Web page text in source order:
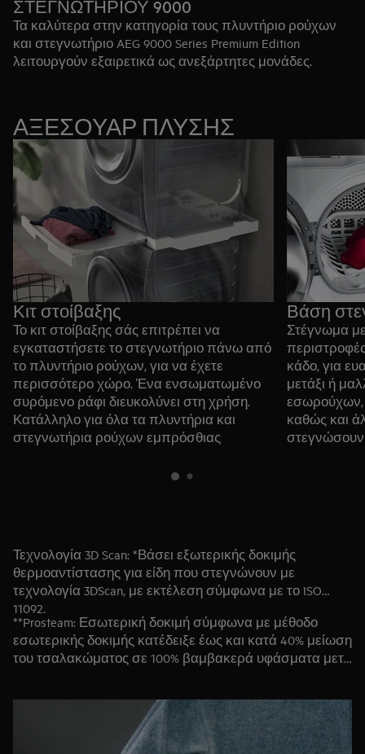
ΣΤΕΓΝΩΤΗΡΙΟΥ 9000
Τα καλύτερα στην κατηγορία τους πλυντήριο ρούχων
και στεγνωτήριο AEG 9000 Series Premium Edition
λειτουργούν εξαιρετικά ως ανεξάρτητες μονάδες.
σε σύνδεση, μπορούν να προσφέρουν μια πλήρη,
ενοποιημένη εμπειρία καθαριότητας σε λιγότερο από 3
ώρες, χωρίς να χρειάζεται να γίνει διαχωρισμός των
ρούχων.
Δείτο το Πλυντήριο Ρούχων 9000
Δείτε το Στεγνωτήριο 9000
ΑΞΕΣΟΥΑΡ ΠΛΥΣΗΣ
Κιτ στοίβαξης
Το κιτ στοίβαξης σάς επιτρέπει να
εγκαταστήσετε το στεγνωτήριο πάνω από
το πλυντήριο ρούχων, για να έχετε
περισσότερο χώρο. Ένα ενσωματωμένο
συρόμενο ράφι διευκολύνει στη χρήση.
Κατάλληλο για όλα τα πλυντήρια και
στεγνωτήρια ρούχων εμπρόσθιας
Βάση
Στέγνωμα
κάδο, για
μετάξι ή
εσωρούχων,
καθώς και
Τεχνολογία 3D Scan: *Βάσει εξωτερικής δοκιμής
θερμοαντίστασης για είδη που στεγνώνουν με
τεχνολογία 3DScan, με εκτέλεση σύμφωνα με το ISO
11092.
**Prosteam: Εσωτερική δοκιμή σύμφωνα με μέθοδο
εσωτερικής δοκιμής κατέδειξε έως και κατά 40% μείωση
του τσαλακώματος σε 100% βαμβακερά υφάσματα μετά
***Hygiene: Πραγματοποιήθηκε έλεγχος για Candida
albicans, MS2 Bacteriophage και Escherichia coli σε
εξωτερική δοκιμή που εκτελέστηκε από την Swissatest